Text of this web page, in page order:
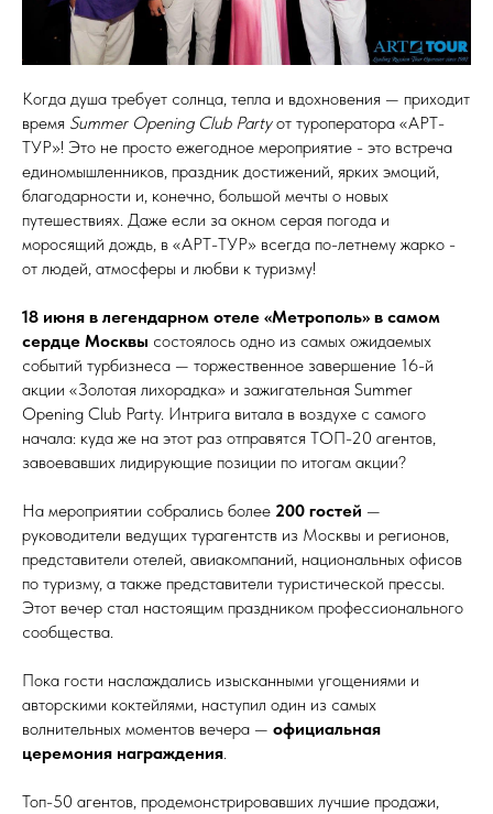
Когда душа требует солнца, тепла и вдохновения — приходит
время Summer Opening Club Partyот туроператора «АРТ-
ТУР»! Это не просто ежегодное мероприятие - это встреча
единомышленников, праздник достижений, ярких эмоций,
благодарности и, конечно, большой мечты о новых
путешествиях. Даже если за окном серая погода и
моросящий дождь, в «АРТ-ТУР» всегда по-летнему жарко -
от людей, атмосферы и любви к туризму!
18 июня в легендарном отеле «Метрополь» в самом
сердце Москвы состоялось одно из самых ожидаемых
событий турбизнеса — торжественное завершение 16-й
акции «Золотая лихорадка» и зажигательная Summer
Opening Club Party. Интрига витала в воздухе с самого
начала: куда же на этот раз отправятся ТОП-20 агентов,
завоевавших лидирующие позиции по итогам акции?
На мероприятии собрались более 200 гостей —
руководители ведущих турагентств из Москвы и регионов,
представители отелей, авиакомпаний, национальных офисов
по туризму, а также представители туристической прессы.
Этот вечер стал настоящим праздником профессионального
сообщества.
Пока гости наслаждались изысканными угощениями и
авторскими коктейлями, наступил один из самых
волнительных моментов вечера — официальная
церемония награждения.
Топ-50 агентов, продемонстрировавших лучшие продажи,